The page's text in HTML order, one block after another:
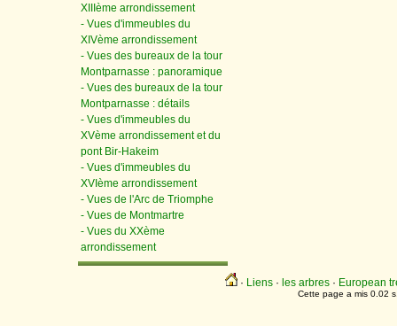
XIIIème arrondissement
- Vues d'immeubles du
XIVème arrondissement
- Vues des bureaux de la tour
Montparnasse : panoramique
- Vues des bureaux de la tour
Montparnasse : détails
- Vues d'immeubles du
XVème arrondissement et du
pont Bir-Hakeim
- Vues d'immeubles du
XVIème arrondissement
- Vues de l'Arc de Triomphe
- Vues de Montmartre
- Vues du XXème
arrondissement
· Liens· les arbres· European
Cette page a mis 0.02